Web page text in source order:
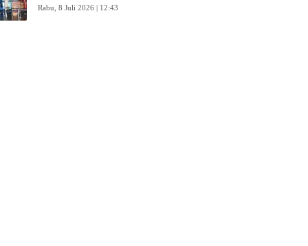
Sastranegara
Rabu, 8 Juli 2026 | 12:43